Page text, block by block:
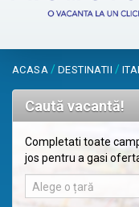
ACASA / DESTINATII /
Caută vacantă!
Completati toate
jos pentru a gasi
Alege o țară